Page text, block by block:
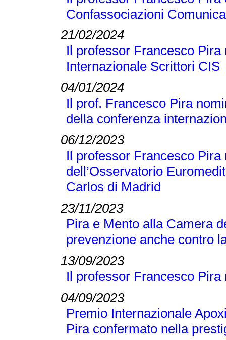
Confassociazioni
21/02/2024
Il professor Francesco
Internazionale Scrittori CIS
04/01/2024
Il prof. Francesco Pira
della conferenza
06/12/2023
Il professor Francesco
dell’Osservatorio
Carlos di Madrid
23/11/2023
Pira e Mento alla Camera
prevenzione anche contro
13/09/2023
Il professor Francesco
04/09/2023
Premio Internazionale
Pira confermato nella